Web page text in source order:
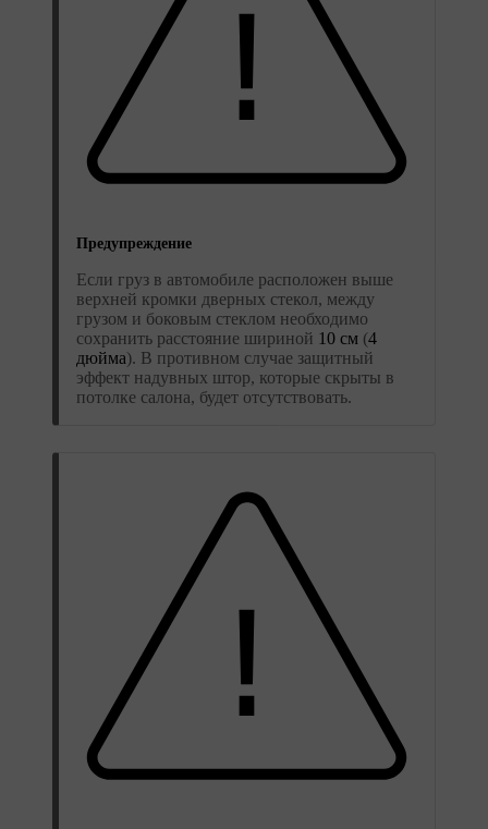
Предупреждение
Если груз в автомобиле расположен выше
верхней кромки дверных стекол, между
грузом и боковым стеклом необходимо
сохранить расстояние шириной 10 см (4
дюйма). В противном случае защитный
эффект надувных штор, которые скрыты в
потолке салона, будет отсутствовать.